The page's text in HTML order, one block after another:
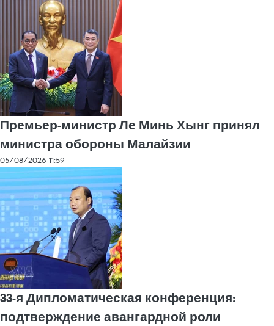
Премьер-министр Ле Минь Хынг принял
министра обороны Малайзии
05/08/2026 11:59
33-я Дипломатическая конференция:
подтверждение авангардной роли